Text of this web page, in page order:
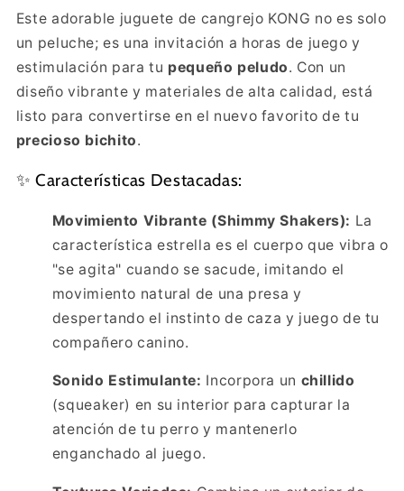
Este adorable juguete de cangrejo KONG no es solo
un peluche; es una invitación a horas de juego y
estimulación para tu pequeño peludo. Con un
diseño vibrante y materiales de alta calidad, está
listo para convertirse en el nuevo favorito de tu
precioso bichito.
✨ Características Destacadas:
Movimiento Vibrante (Shimmy Shakers): La
característica estrella es el cuerpo que vibra o
"se agita" cuando se sacude, imitando el
movimiento natural de una presa y
despertando el instinto de caza y juego de tu
compañero canino.
Sonido Estimulante: Incorpora un chillido
(squeaker) en su interior para capturar la
atención de tu perro y mantenerlo
enganchado al juego.